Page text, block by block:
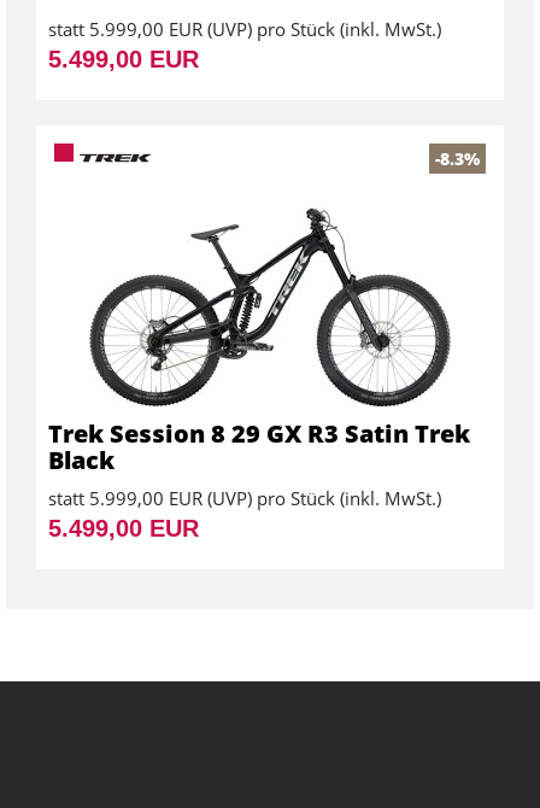
statt 5.999,00 EUR (UVP) pro Stück (inkl. MwSt.)
5.499,00 EUR
-8.3%
Trek Session 8 29 GX R3 Satin Trek
Black
statt 5.999,00 EUR (UVP) pro Stück (inkl. MwSt.)
5.499,00 EUR